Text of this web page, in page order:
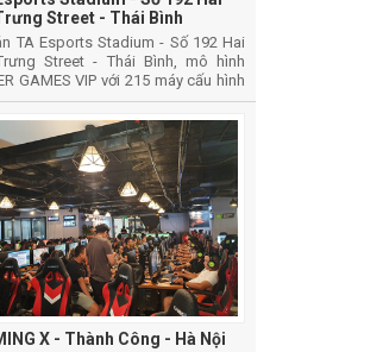
Street - Thái Bình
TA Esports Stadium - Số 192 Hai
Street - Thái Bình, mô hình
GAMES VIP với 215 máy cấu hình
X - Thành Công - Hà Nội